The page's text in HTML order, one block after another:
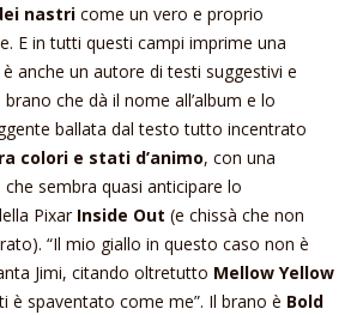
nastri come un vero e proprio
E in tutti questi campi imprime una
anche un autore di testi suggestivi e
che dà il nome all’album e lo
ballata dal testo tutto incentrato
colori e stati d’animo, con una
sembra quasi anticipare lo
Pixar Inside Out (e chissà che non
“Il mio giallo in questo caso non è
Jimi, citando oltretutto Mellow Yellow
è spaventato come me”. Il brano è Bold